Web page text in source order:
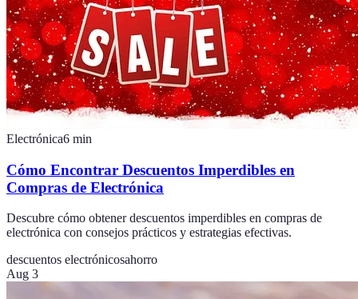
Electrónica6 min
Cómo Encontrar Descuentos Imperdibles en
Compras de Electrónica
Descubre cómo obtener descuentos imperdibles en compras de
electrónica con consejos prácticos y estrategias efectivas.
descuentos electrónicosahorro
Aug 3